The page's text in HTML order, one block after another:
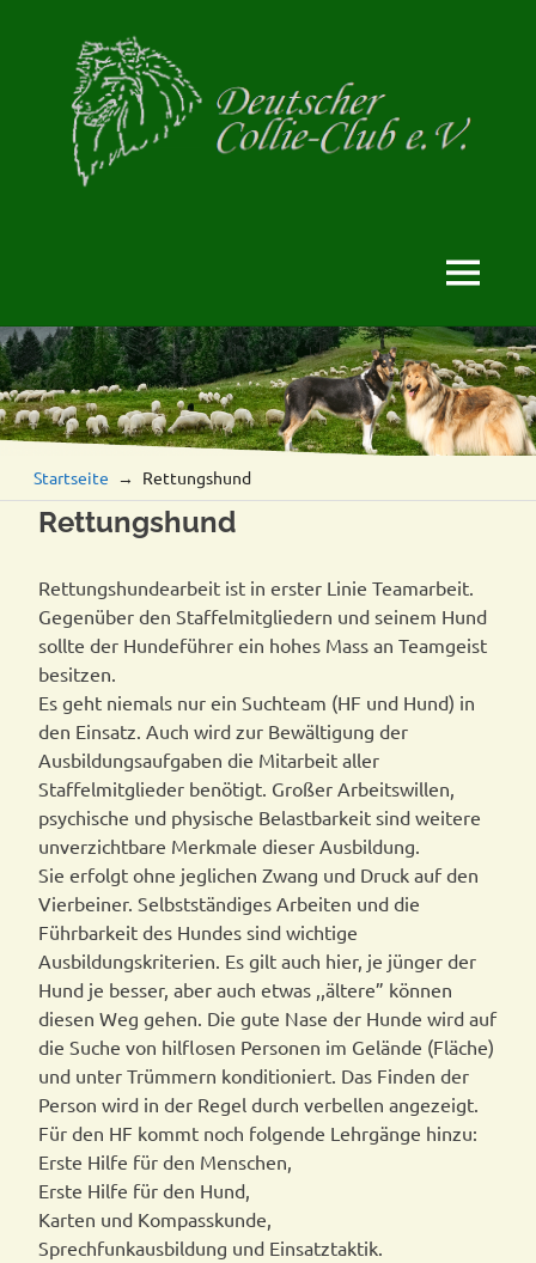
Zum
Inhalt
springen
Club
e.
V.
MENÜ
Startseite Rettungshund
Rettungshund
Rettungshundearbeit ist in erster Linie Teamarbeit.
Gegenüber den Staffelmitgliedern und seinem Hund
sollte der Hundeführer ein hohes Mass an Teamgeist
besitzen.
Es geht niemals nur ein Suchteam (HF und Hund) in
den Einsatz. Auch wird zur Bewältigung der
Ausbildungsaufgaben die Mitarbeit aller
Staffelmitglieder benötigt. Großer Arbeitswillen,
psychische und physische Belastbarkeit sind weitere
unverzichtbare Merkmale dieser Ausbildung.
Sie erfolgt ohne jeglichen Zwang und Druck auf den
Vierbeiner. Selbstständiges Arbeiten und die
Führbarkeit des Hundes sind wichtige
Ausbildungskriterien. Es gilt auch hier, je jünger der
Hund je besser, aber auch etwas ,,ältere” können
diesen Weg gehen. Die gute Nase der Hunde wird auf
die Suche von hilflosen Personen im Gelände (Fläche)
und unter Trümmern konditioniert. Das Finden der
Person wird in der Regel durch verbellen angezeigt.
Für den HF kommt noch folgende Lehrgänge hinzu:
Erste Hilfe für den Menschen,
Erste Hilfe für den Hund,
Karten und Kompasskunde,
Sprechfunkausbildung und Einsatztaktik.